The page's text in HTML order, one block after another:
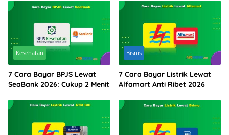
Kesehatan
7 Cara Bayar BPJS Lewat
SeaBank 2026: Cukup 2 Menit
Bisnis
7 Cara Bayar Listrik Lewat
Alfamart Anti Ribet 2026